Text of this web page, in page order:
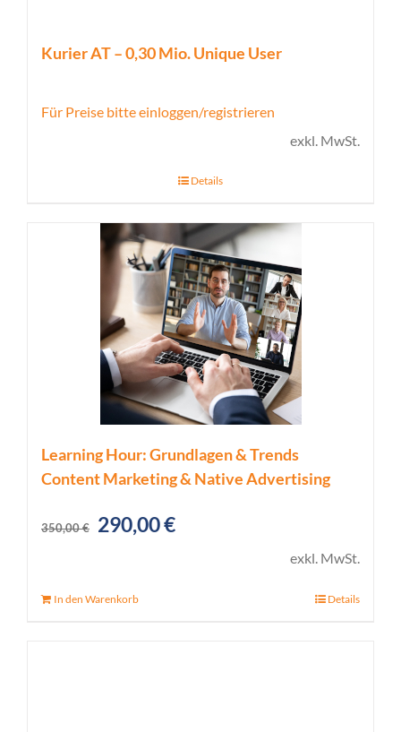
Kurier AT – 0,30 Mio. Unique User
Für Preise bitte einloggen/registrieren
exkl. MwSt.
Details
Learning Hour: Grundlagen & Trends
Content Marketing & Native Advertising
350,00€
Ursprünglicher
290,00€Aktueller
exkl. MwSt.
In den Warenkorb Details